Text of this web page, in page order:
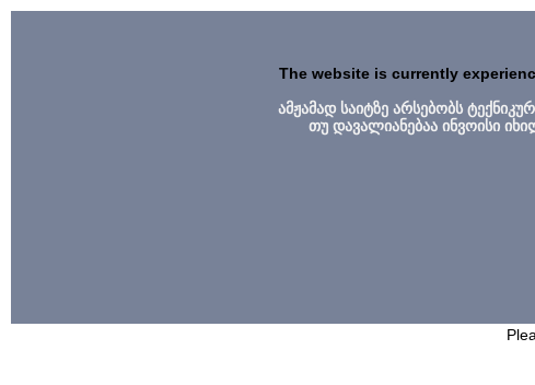
The website is currently
ამჟამად საიტზე არსებობს
თუ დავალიანებაა ინვოისი